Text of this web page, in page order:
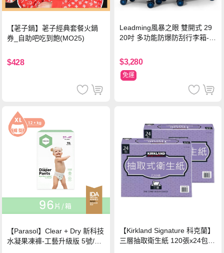
【荖子鍋】荖子經典套餐火鍋
券_自助吧吃到飽(MO25)
$428
Leadming風暴之眼 雙開式 29
20吋 多功能防爆防刮行李箱-海
$3,280
免運
【Parasol】Clear + Dry 新科技
水凝果凍褲-工藝升級版 5號/XL
【Kirkland Signature 科克蘭】
三層抽取衛生紙 120張x24包x2